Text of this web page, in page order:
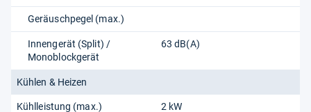
Geräuschpegel (max.)
Innengerät (Split) /
Monoblockgerät
63 dB(A)
Kühlen & Heizen
Kühlleistung (max.) 2 kW